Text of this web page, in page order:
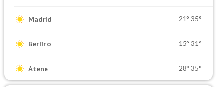
Madrid 21° 35°
Berlino 15° 31°
Atene 28° 35°